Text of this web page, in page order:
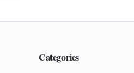
Categories